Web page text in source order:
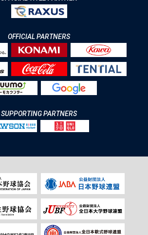
OFFICIAL PARTNERS
SUPPORTING PARTNERS